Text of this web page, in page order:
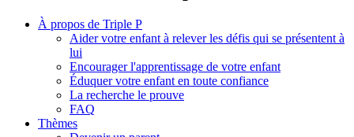
À propos de Triple P
Aider votre enfant à relever les défis qui se présentent à
lui
Encourager l'apprentissage de votre enfant
Éduquer votre enfant en toute confiance
La recherche le prouve
FAQ
Thèmes